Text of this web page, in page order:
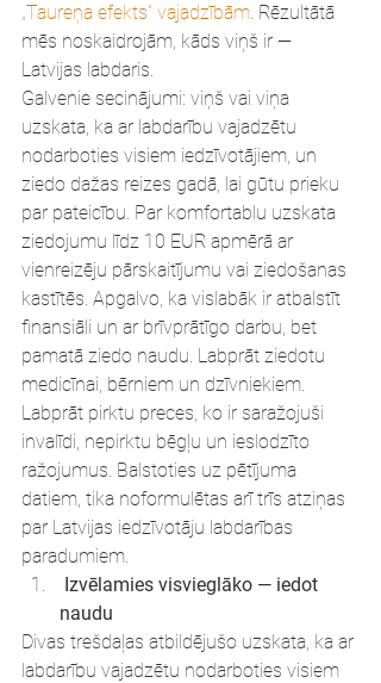
„Taureņa efekts” vajadzībām. Rēzultātā
mēs noskaidrojām, kāds viņš ir —
Latvijas labdaris.
Galvenie secinājumi: viņš vai viņa
uzskata, ka ar labdarību vajadzētu
nodarboties visiem iedzīvotājiem, un
ziedo dažas reizes gadā, lai gūtu prieku
par pateicību. Par komfortablu uzskata
ziedojumu līdz 10 EUR apmērā ar
vienreizēju pārskaitījumu vai ziedošanas
kastītēs. Apgalvo, ka vislabāk ir atbalstīt
finansiāli un ar brīvprātīgo darbu, bet
pamatā ziedo naudu. Labprāt ziedotu
medicīnai, bērniem un dzīvniekiem.
Labprāt pirktu preces, ko ir saražojuši
invalīdi, nepirktu bēgļu un ieslodzīto
ražojumus. Balstoties uz pētījuma
datiem, tika noformulētas arī trīs atziņas
par Latvijas iedzīvotāju labdarības
paradumiem.
naudu
Divas trešdaļas atbildējušo uzskata, ka ar
labdarību vajadzētu nodarboties visiem